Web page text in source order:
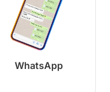
WhatsApp